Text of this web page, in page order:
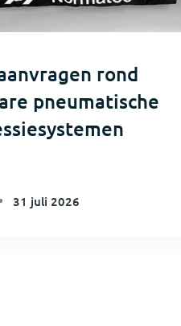
rond
pneumatische
31 juli 2026